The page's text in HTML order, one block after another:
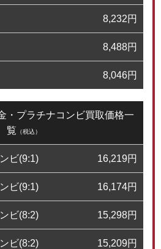
8,232円
8,488円
8,046円
・プラチナコンビ買取価格一
覧 （税込）
ビ(9:1) 16,219円
ビ(9:1) 16,174円
ビ(8:2) 15,298円
ビ(8:2) 15,209円